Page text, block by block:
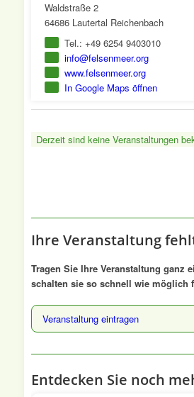
Waldstraße 2
64686 Lautertal Reichenbach
Tel.: +49 6254 9403010
info@felsenmeer.org
www.felsenmeer.org
In Google Maps öffnen
Derzeit sind keine Veranstaltungen
Ihre Veranstaltung
Tragen Sie Ihre Veranstaltung ganz
schalten sie so schnell wie möglich
Veranstaltung eintragen
Entdecken Sie noch